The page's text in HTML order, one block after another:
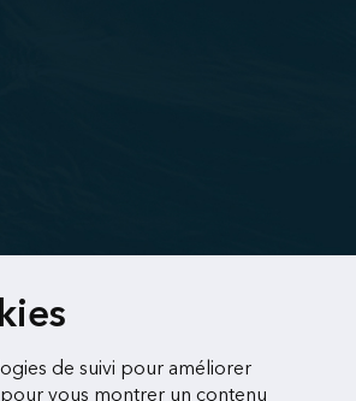
de suivi pour améliorer
vous montrer un contenu